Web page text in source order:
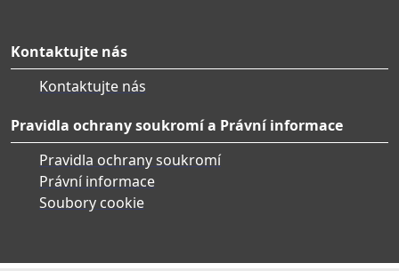
Kontaktujte nás
Kontaktujte nás
Pravidla ochrany soukromí a Právní informace
Pravidla ochrany soukromí
Právní informace
Soubory cookie